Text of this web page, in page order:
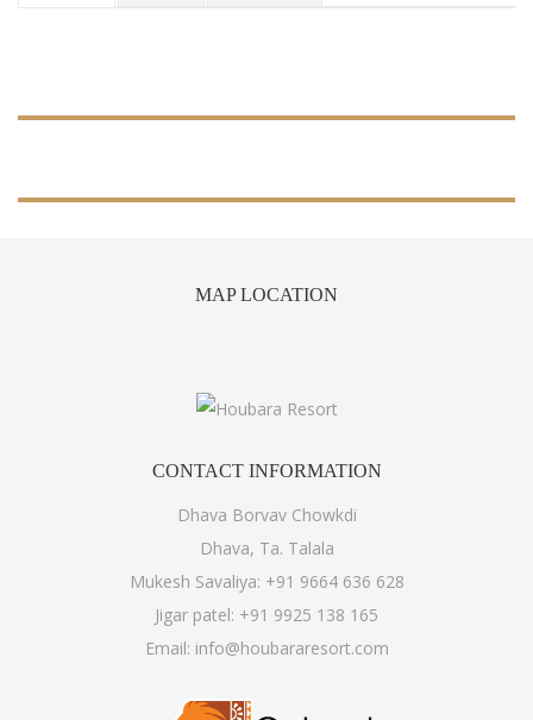
MAPLOCATION
CONTACTINFORMATION
Dhava Borvav Chowkdi
Dhava, Ta. Talala
Mukesh Savaliya: +91 9664 636 628
Jigar patel: +91 9925 138 165
Email: info@houbararesort.com